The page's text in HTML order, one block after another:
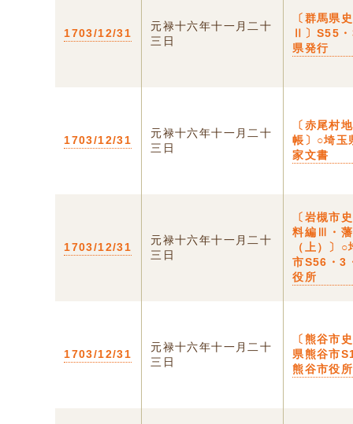
1703/12/31
元禄十六年十一月二十
三日
〔群馬県
Ⅱ〕S55
県発行
1703/12/31
元禄十六年十一月二十
三日
〔赤尾村
帳〕○埼玉
家文書
1703/12/31
元禄十六年十一月二十
三日
〔岩槻市
料編Ⅲ・
（上）〕
市S56・3
役所
1703/12/31
元禄十六年十一月二十
三日
〔熊谷市
県熊谷市
熊谷市役所